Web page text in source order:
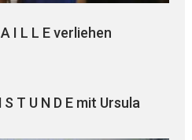
I L L E verliehen
S T U N D E mit Ursula